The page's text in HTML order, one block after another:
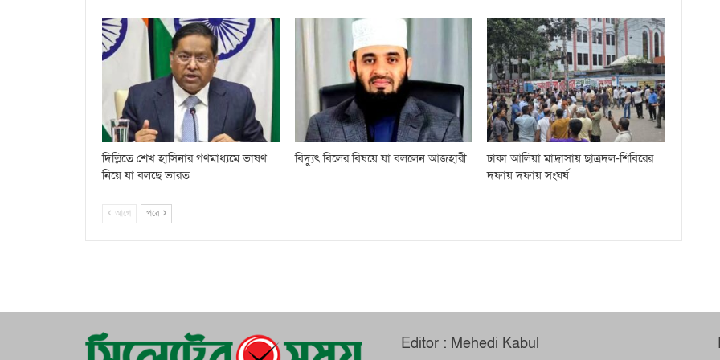
দিল্লিতে শেখ হাসিনার গণমাধ্যমে ভাষণ
নিয়ে যা বলছে ভারত
বিদ্যুৎ বিলের বিষয়ে যা বললেন আজহারী
ঢাকা আলিয়া মাদ্রাসায় ছাত্রদল-শিবিরের
দফায় দফায় সংঘর্ষ
আগে পরে
Editor : Mehedi Kabul